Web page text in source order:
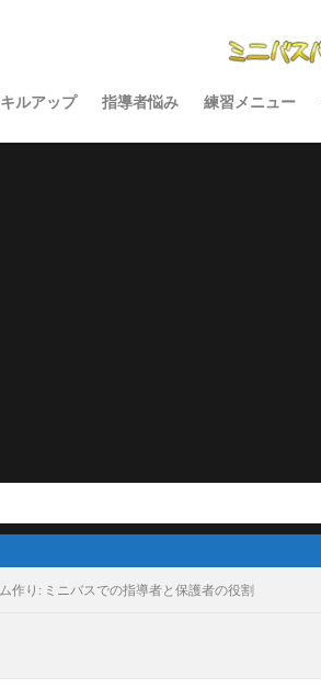
ルアップ 指導者悩み 練習メニュー
作り: ミニバスでの指導者と保護者の役割